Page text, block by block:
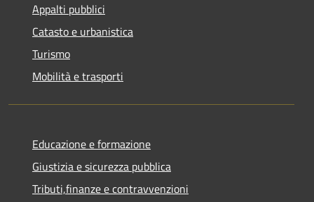
Appalti pubblici
Catasto e urbanistica
Turismo
Mobilità e trasporti
Educazione e formazione
Giustizia e sicurezza pubblica
Tributi,finanze e contravvenzioni